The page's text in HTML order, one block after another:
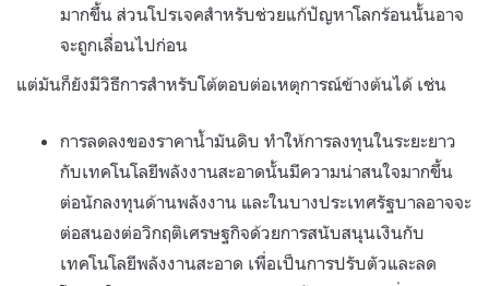
มากขึ้น ส่วนโปรเจคสำหรับช่วยแก้ปัญหาโลกร้อนนั้นอาจ
จะถูกเลื่อนไปก่อน
แต่มันก็ยังมีวิธีการสำหรับโต้ตอบต่อเหตุการณ์ข้างต้นได้ เช่น
การลดลงของราคาน้ำมันดิบ ทำให้การลงทุนในระยะยาว
กับเทคโนโลยีพลังงานสะอาดนั้นมีความน่าสนใจมากขึ้น
ต่อนักลงทุนด้านพลังงาน และในบางประเทศรัฐบาลอาจจะ
ต่อสนองต่อวิกฤติเศรษฐกิจด้วยการสนับสนุนเงินกับ
เทคโนโลยีพลังงานสะอาด เพื่อเป็นการปรับตัวและลด